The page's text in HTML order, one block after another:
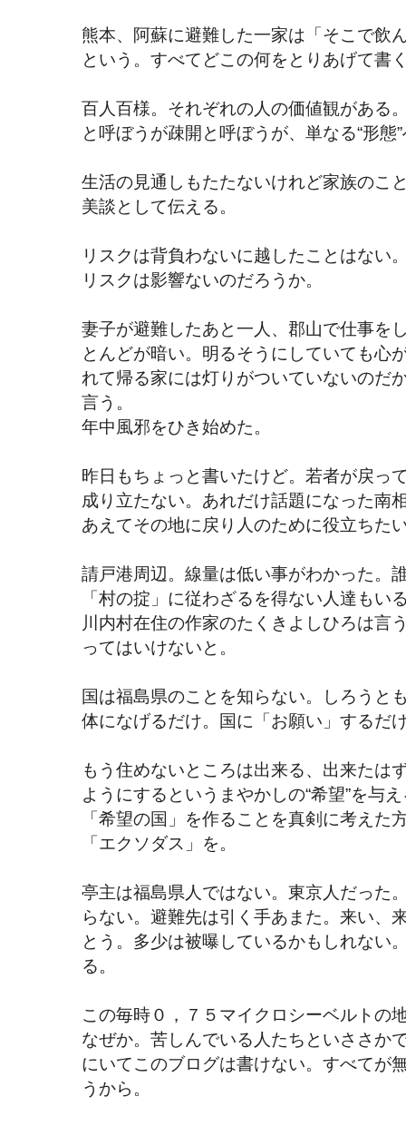
熊本、阿蘇に避難した一家は「そこで飲
という。すべてどこの何をとりあげて書
百人百様。それぞれの人の価値観がある
と呼ぼうが疎開と呼ぼうが、単なる“形態
生活の見通しもたたないけれど家族のこ
美談として伝える。
リスクは背負わないに越したことはない
リスクは影響ないのだろうか。
妻子が避難したあと一人、郡山で仕事を
とんどが暗い。明るそうにしていても心
れて帰る家には灯りがついていないのだ
言う。
年中風邪をひき始めた。
昨日もちょっと書いたけど。若者が戻っ
成り立たない。あれだけ話題になった南
あえてその地に戻り人のために役立ちた
請戸港周辺。線量は低い事がわかった。
「村の掟」に従わざるを得ない人達もい
川内村在住の作家のたくきよしひろは言
ってはいけないと。
国は福島県のことを知らない。しろうと
体になげるだけ。国に「お願い」するだ
もう住めないところは出来る、出来たは
ようにするというまやかしの“希望”を与
「希望の国」を作ることを真剣に考えた
「エクソダス」を。
亭主は福島県人ではない。東京人だった
らない。避難先は引く手あまた。来い、
とう。多少は被曝しているかもしれない
る。
この毎時０，７５マイクロシーベルトの
なぜか。苦しんでいる人たちといささか
にいてこのブログは書けない。すべてが
うから。